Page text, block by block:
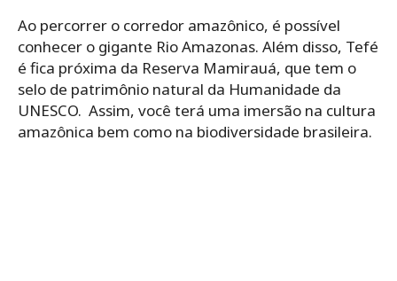
Ao percorrer o corredor amazônico, é possível
conhecer o gigante Rio Amazonas. Além disso, Tefé
é fica próxima da Reserva Mamirauá, que tem o
selo de patrimônio natural da Humanidade da
UNESCO. Assim, você terá uma imersão na cultura
amazônica bem como na biodiversidade brasileira.